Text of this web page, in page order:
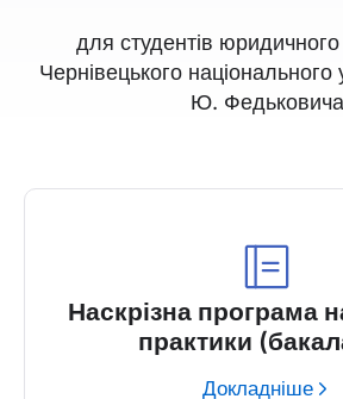
для студентів
Чернівецького національного
Ю. Федьковича
Наскрізна програма
практики
Докладніше